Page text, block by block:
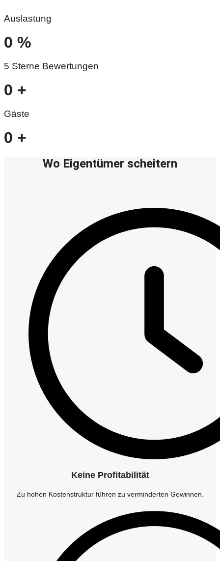
Auslastung
0 %
5 Sterne Bewertungen
0 +
Gäste
0 +
Wo Eigentümer scheitern
Keine Profitabilität
Zu hohen Kostenstruktur führen zu verminderten Gewinnen.